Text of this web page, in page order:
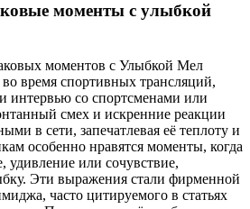
моменты с улыбкой
моментов с Улыбкой Мел
время спортивных трансляций,
интервью со спортсменами или
смех и искренние реакции
в сети, запечатлевая её теплоту и
особенно нравятся моменты, когда
удивление или сочувствие,
Эти выражения стали фирменной
часто цитируемого в статьях